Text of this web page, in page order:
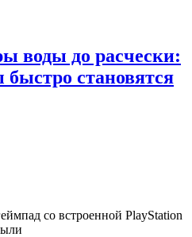
воды до расчески:
становятся
со встроенной PlayStation